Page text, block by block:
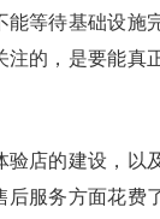
能等待基础设施
注的，是要能真
验店的建设，以
后服务方面花费